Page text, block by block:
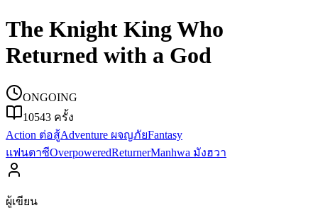
The Knight King Who
Returned with a God
ONGOING
10543 ครั้ง
Action ต่อสู้Adventure ผจญภัยFantasy
แฟนตาซีOverpoweredReturnerManhwa มังฮวา
ผู้เขียน